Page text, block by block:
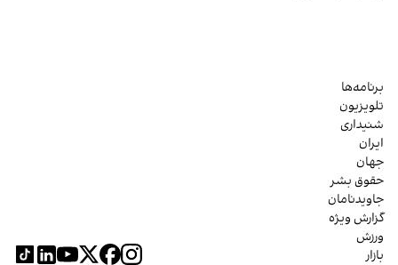
برنامه‌ها
تلویزیون
شنیداری
ایران
جهان
حقوق بشر
جاویدنامان
گزارش ویژه
ورزش
بازار